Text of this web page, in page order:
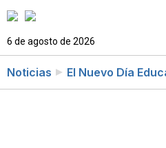
6 de agosto de 2026
Noticias El Nuevo Día